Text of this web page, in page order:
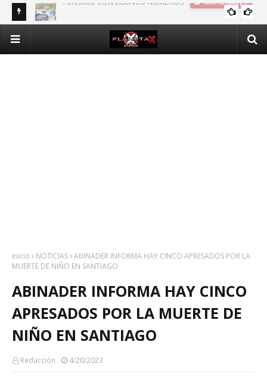
DOMINICANOS DEPENDIENTES DE SEGURO PÚBLICO EN N.Y.
INTERNACIONALES
Inicio NOTICIAS ABINADER INFORMA HAY CINCO APRESADOS POR LA
MUERTE DE NIÑO EN SANTIAGO
ABINADER INFORMA HAY CINCO
APRESADOS POR LA MUERTE DE
NIÑO EN SANTIAGO
Redacción 4/20/2023